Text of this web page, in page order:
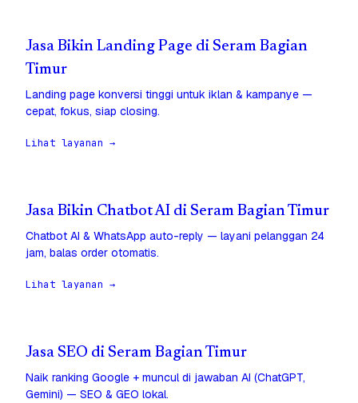
Jasa Bikin Landing Page di Seram Bagian
Timur
Landing page konversi tinggi untuk iklan & kampanye —
cepat, fokus, siap closing.
Lihat layanan →
Jasa Bikin Chatbot AI di Seram Bagian Timur
Chatbot AI & WhatsApp auto-reply — layani pelanggan 24
jam, balas order otomatis.
Lihat layanan →
Jasa SEO di Seram Bagian Timur
Naik ranking Google + muncul di jawaban AI (ChatGPT,
Gemini) — SEO & GEO lokal.